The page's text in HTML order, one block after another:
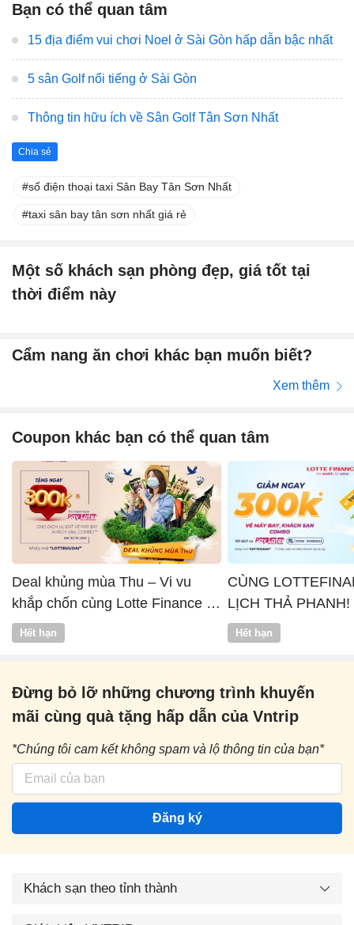
Bạn có thể quan tâm
15 địa điểm vui chơi Noel ở Sài Gòn hấp dẫn bậc nhất
5 sân Golf nổi tiếng ở Sài Gòn
Thông tin hữu ích về Sân Golf Tân Sơn Nhất
Chia sẻ
số điện thoại taxi Sân Bay Tân Sơn Nhất
taxi sân bay tân sơn nhất giá rẻ
Một số khách sạn phòng đẹp, giá tốt tại
thời điểm này
Cẩm nang ăn chơi khác bạn muốn biết?
Xem thêm
Coupon khác bạn có thể quan tâm
Deal khủng mùa Thu – Vi vu
khắp chốn cùng Lotte Finance x
Vntrip
Hết hạn
CÙNG
LỊCH THẢ PHANH!
Hết hạn
Đừng bỏ lỡ những chương trình khuyến
mãi cùng quà tặng hấp dẫn của Vntrip
*Chúng tôi cam kết không spam và lộ thông tin của bạn*
Đăng ký
Khách sạn theo tỉnh thành